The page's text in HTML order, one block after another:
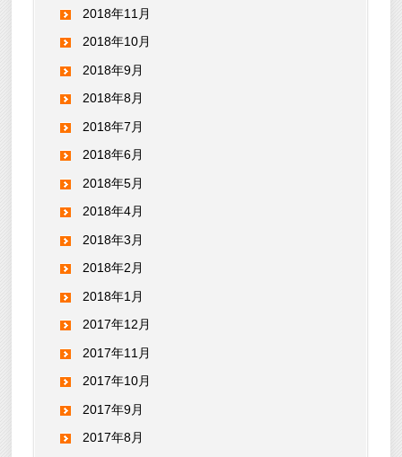
2018年11月
2018年10月
2018年9月
2018年8月
2018年7月
2018年6月
2018年5月
2018年4月
2018年3月
2018年2月
2018年1月
2017年12月
2017年11月
2017年10月
2017年9月
2017年8月